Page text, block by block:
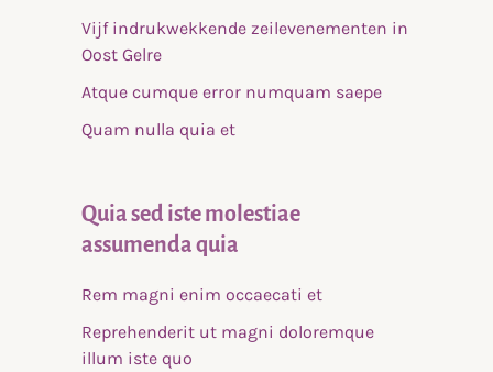
Vijf indrukwekkende zeilevenementen in
Oost Gelre
Atque cumque error numquam saepe
Quam nulla quia et
Quia sed iste molestiae
assumenda quia
Rem magni enim occaecati et
Reprehenderit ut magni doloremque
illum iste quo